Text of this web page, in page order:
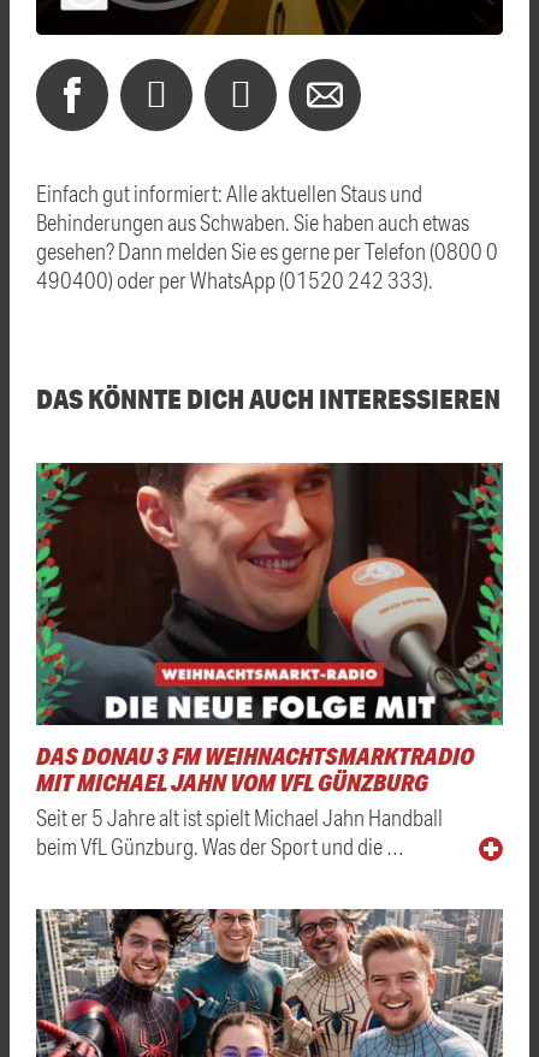
Einfach gut informiert: Alle aktuellen Staus und
Behinderungen aus Schwaben. Sie haben auch etwas
gesehen? Dann melden Sie es gerne per Telefon (0800 0
490400) oder per WhatsApp (01520 242 333).
DAS KÖNNTE DICH AUCH INTERESSIEREN
DAS DONAU 3 FM WEIHNACHTSMARKTRADIO
MIT MICHAEL JAHN VOM VFL GÜNZBURG
Seit er 5 Jahre alt ist spielt Michael Jahn Handball
beim VfL Günzburg. Was der Sport und die …